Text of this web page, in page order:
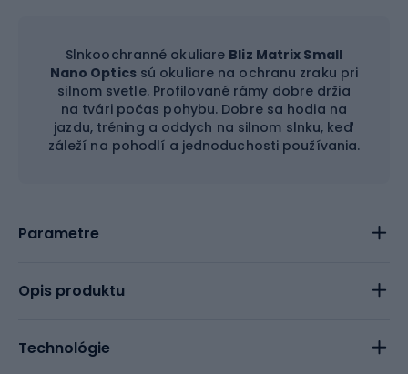
Slnkoochranné okuliare Bliz Matrix Small
Nano Opticssú okuliare na ochranu zraku pri
silnom svetle. Profilované rámy dobre držia
na tvári počas pohybu. Dobre sa hodia na
jazdu, tréning a oddych na silnom slnku, keď
záleží na pohodlí a jednoduchosti používania.
Parametre
Opis produktu
Technológie